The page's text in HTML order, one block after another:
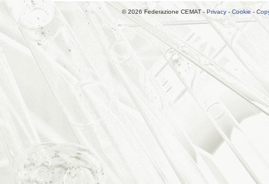
© 2026 Federazione CEMAT - Privacy - Cookie-